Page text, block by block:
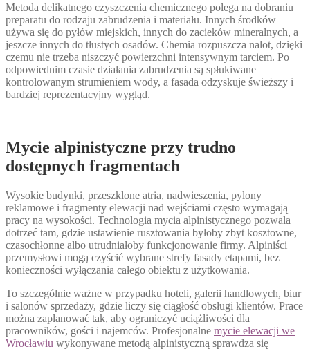
Metoda delikatnego czyszczenia chemicznego polega na dobraniu
preparatu do rodzaju zabrudzenia i materiału. Innych środków
używa się do pyłów miejskich, innych do zacieków mineralnych, a
jeszcze innych do tłustych osadów. Chemia rozpuszcza nalot, dzięki
czemu nie trzeba niszczyć powierzchni intensywnym tarciem. Po
odpowiednim czasie działania zabrudzenia są spłukiwane
kontrolowanym strumieniem wody, a fasada odzyskuje świeższy i
bardziej reprezentacyjny wygląd.
Mycie alpinistyczne przy trudno
dostępnych fragmentach
Wysokie budynki, przeszklone atria, nadwieszenia, pylony
reklamowe i fragmenty elewacji nad wejściami często wymagają
pracy na wysokości. Technologia mycia alpinistycznego pozwala
dotrzeć tam, gdzie ustawienie rusztowania byłoby zbyt kosztowne,
czasochłonne albo utrudniałoby funkcjonowanie firmy. Alpiniści
przemysłowi mogą czyścić wybrane strefy fasady etapami, bez
konieczności wyłączania całego obiektu z użytkowania.
To szczególnie ważne w przypadku hoteli, galerii handlowych, biur
i salonów sprzedaży, gdzie liczy się ciągłość obsługi klientów. Prace
można zaplanować tak, aby ograniczyć uciążliwości dla
pracowników, gości i najemców. Profesjonalne mycie elewacji we
Wrocławiu wykonywane metodą alpinistyczną sprawdza się